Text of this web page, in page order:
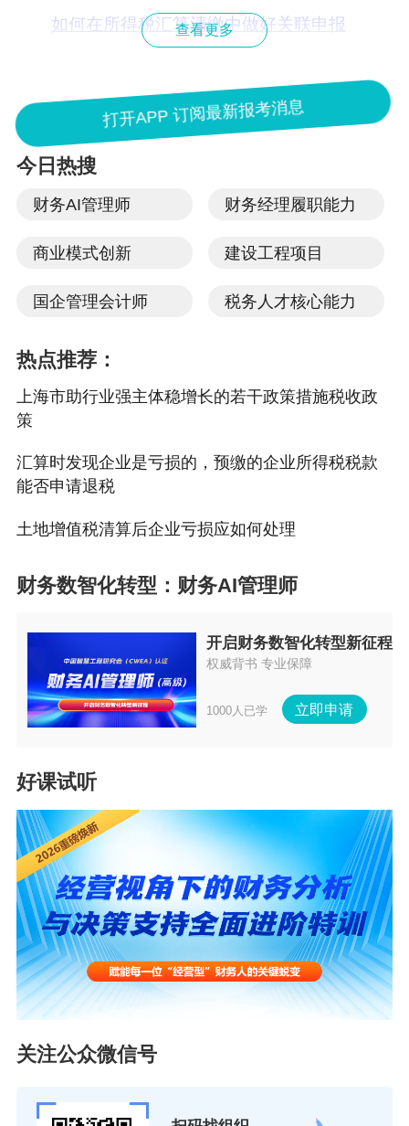
如何在所得税汇算清缴中做好关联申报
[梳理]最新外商投资法有哪些重要变化
[干货]房地产企业“拆迁还房”税收政策
[关注]加计抵减应纳增值税业务梳理
111 111
查看更多
打开APP 订阅最新报考消息
今日热搜
财务AI管理师 财务经理履职能力
商业模式创新 建设工程项目
国企管理会计师 税务人才核心能力
热点推荐：
上海市助行业强主体稳增长的若干政策措施税收政
策
汇算时发现企业是亏损的，预缴的企业所得税税款
能否申请退税
土地增值税清算后企业亏损应如何处理
财务数智化转型：财务AI管理师
开启财务数智化转型新征程
权威背书 专业保障
1000人已学 立即申请
好课试听
关注公众微信号